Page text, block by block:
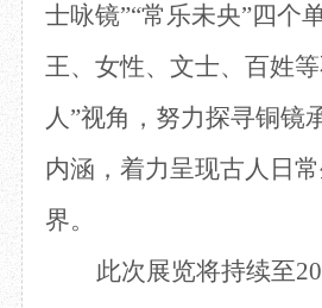
士咏镜”“常乐未央”四个
王、女性、文士、百姓
人”视角，努力探寻铜镜
内涵，着力呈现古人日
界。
此次展览将持续至